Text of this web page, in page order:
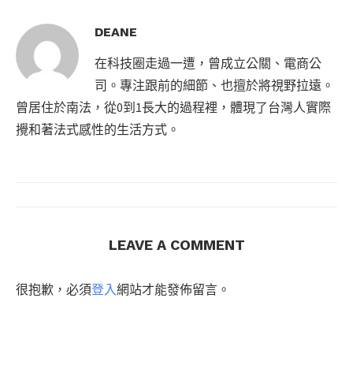
DEANE
在科技圈走過一遭，曾成立公關、電商公
司。專注跟前的細節、也擅於將視野拉遠。
曾居住於南法，從0到1長大的過程裡，體現了台灣人實際
攪和著法式感性的生活方式。
LEAVE A COMMENT
很抱歉，必須登入網站才能發佈留言。